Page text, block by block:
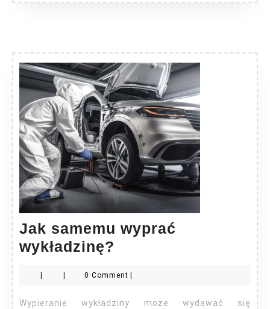
Jak samemu wyprać
wykładzinę?
wyprać
wykładzinę?
| | 0 Comment |
Wypieranie wykładziny może wydawać się